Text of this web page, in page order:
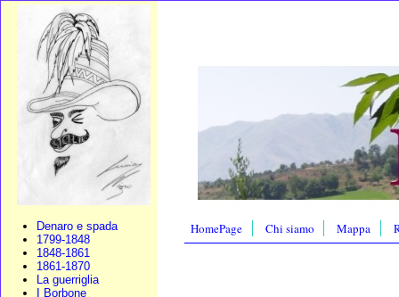
Denaro e spada
1799-1848
1848-1861
1861-1870
La guerriglia
I Borbone
HomePage Chi siamo Mappa